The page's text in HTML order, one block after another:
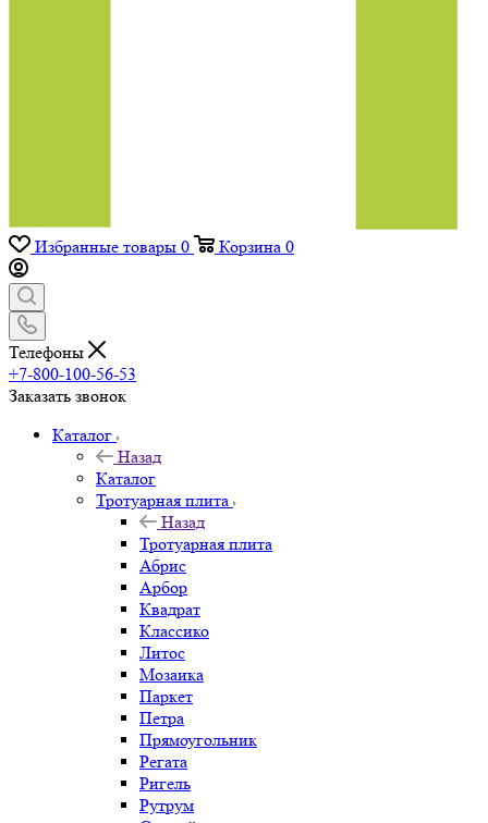
Избранные товары 0 Корзина 0
Телефоны
+7-800-100-56-53
Заказать звонок
Каталог
Назад
Каталог
Тротуарная плита
Назад
Тротуарная плита
Абрис
Арбор
Квадрат
Классико
Литос
Мозаика
Паркет
Петра
Прямоугольник
Регата
Ригель
Рутрум